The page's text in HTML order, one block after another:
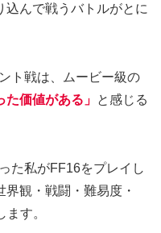
込んで戦うバトルがとに
ト戦は、ムービー級の
価値がある」 と感じる
た私がFF16をプレイし
観・戦闘・難易度・
す。